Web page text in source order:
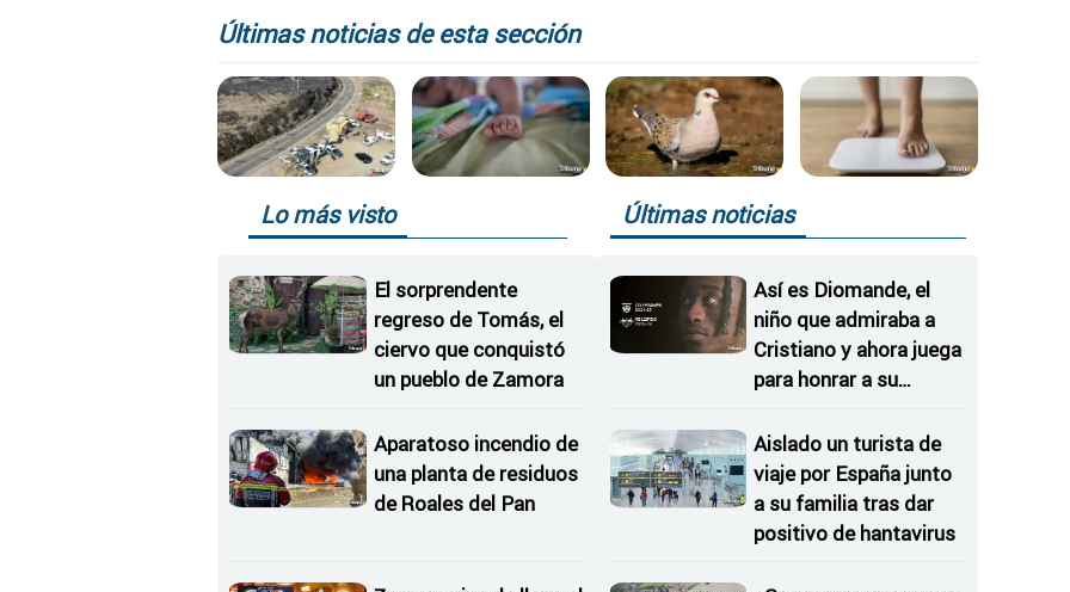
Castilla y León en las
fechas navideñas
Últimas noticias de esta sección
Lo más visto
El sorprendente
regreso de Tomás, el
ciervo que conquistó
un pueblo de Zamora
Aparatoso incendio de
una planta de residuos
de Roales del Pan
Últimas noticias
Así es Diomande, el
niño que admiraba a
Cristiano y ahora juega
para honrar a su
Aislado un turista de
viaje por España junto
a su familia tras dar
positivo de hantavirus